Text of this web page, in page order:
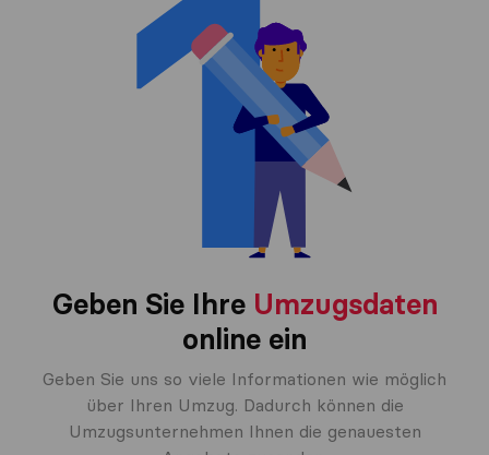
Geben Sie Ihre Umzugsdaten
online ein
Geben Sie uns so viele Informationen wie möglich
über Ihren Umzug. Dadurch können die
Umzugsunternehmen Ihnen die genauesten